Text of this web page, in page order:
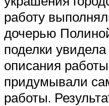
работу
дочерью
поделки
описания
придумывали
работы.